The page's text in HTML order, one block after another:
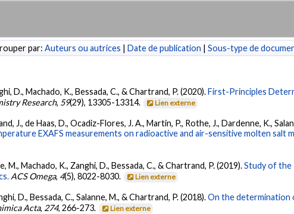
par: Auteurs ou autrices | Date de publication | Sous-type de
D., Machado, K., Bessada, C., & Chartrand, P. (2020).First-Principles
Research, 59(29), 13305-13314. Lien externe
J., de Haas, D., Ocadiz-Flores, J. A., Martin, P., Rothe, J., Dardenne, K.,
EXAFS measurements on radioactive and air-sensitive molten salt
M., Machado, K., Zanghi, D., Bessada, C., & Chartrand, P. (2019).Study of the
ACS Omega, 4(5), 8022-8030. Lien externe
D., Bessada, C., Salanne, M., & Chartrand, P. (2018).On the determination
Acta, 274, 266-273. Lien externe